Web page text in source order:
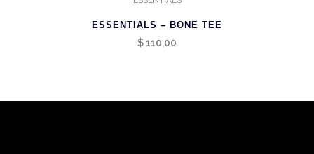
ESSENTIALS – BONE TEE
$110,00